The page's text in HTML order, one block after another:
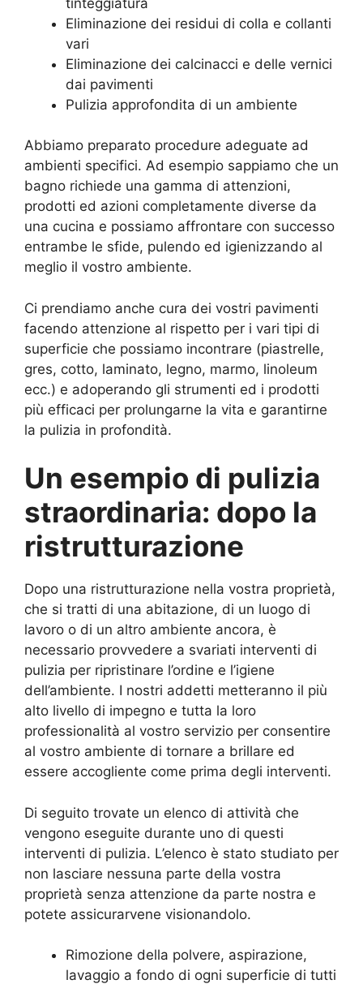
Eliminazione dei residui di colla e collanti
vari
Eliminazione dei calcinacci e delle vernici
dai pavimenti
Pulizia approfondita di un ambiente
Abbiamo preparato procedure adeguate ad
ambienti specifici. Ad esempio sappiamo che un
bagno richiede una gamma di attenzioni,
prodotti ed azioni completamente diverse da
una cucina e possiamo affrontare con successo
entrambe le sfide, pulendo ed igienizzando al
meglio il vostro ambiente.
Ci prendiamo anche cura dei vostri pavimenti
facendo attenzione al rispetto per i vari tipi di
superficie che possiamo incontrare (piastrelle,
gres, cotto, laminato, legno, marmo, linoleum
ecc.) e adoperando gli strumenti ed i prodotti
più efficaci per prolungarne la vita e garantirne
la pulizia in profondità.
Un esempio di pulizia
straordinaria: dopo la
ristrutturazione
Dopo una ristrutturazione nella vostra proprietà,
che si tratti di una abitazione, di un luogo di
lavoro o di un altro ambiente ancora, è
necessario provvedere a svariati interventi di
pulizia per ripristinare l’ordine e l’igiene
dell’ambiente. I nostri addetti metteranno il più
alto livello di impegno e tutta la loro
professionalità al vostro servizio per consentire
al vostro ambiente di tornare a brillare ed
essere accogliente come prima degli interventi.
Di seguito trovate un elenco di attività che
vengono eseguite durante uno di questi
interventi di pulizia. L’elenco è stato studiato per
non lasciare nessuna parte della vostra
proprietà senza attenzione da parte nostra e
potete assicurarvene visionandolo.
Rimozione della polvere, aspirazione,
lavaggio a fondo di ogni superficie di tutti